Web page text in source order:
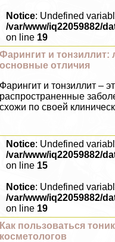
Notice: Undefined
/var/www/iq22059882/
on line 19
Фарингит и тонзиллит:
основные отличия
Фарингит и тонзиллит –
распространенные
схожи по своей
Notice: Undefined
/var/www/iq22059882/
on line 15
Notice: Undefined
/var/www/iq22059882/
on line 19
Как пользоваться
косметологов